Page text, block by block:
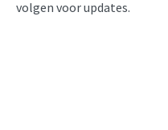
volgen voor updates.